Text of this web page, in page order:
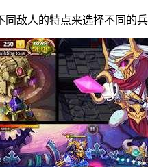
敌人的特点来选择不同的